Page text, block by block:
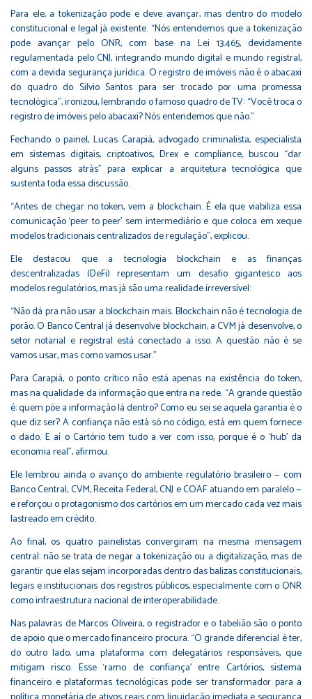
Para ele, a tokenização pode e deve avançar, mas dentro do modelo
constitucional e legal já existente. “Nós entendemos que a tokenização
pode avançar pelo ONR, com base na Lei 13.465, devidamente
regulamentada pelo CNJ, integrando mundo digital e mundo registral,
com a devida segurança jurídica. O registro de imóveis não é o abacaxi
do quadro do Silvio Santos para ser trocado por uma promessa
tecnológica”, ironizou, lembrando o famoso quadro de TV: “Você troca o
registro de imóveis pelo abacaxi? Nós entendemos que não.”
Fechando o painel, Lucas Carapiá, advogado criminalista, especialista
em sistemas digitais, criptoativos, Drex e compliance, buscou “dar
alguns passos atrás” para explicar a arquitetura tecnológica que
sustenta toda essa discussão.
“Antes de chegar no token, vem a blockchain. É ela que viabiliza essa
comunicação ‘peer to peer’ sem intermediário e que coloca em xeque
modelos tradicionais centralizados de regulação”, explicou.
Ele destacou que a tecnologia blockchain e as finanças
descentralizadas (DeFi) representam um desafio gigantesco aos
modelos regulatórios, mas já são uma realidade irreversível:
“Não dá pra não usar a blockchain mais. Blockchain não é tecnologia de
porão. O Banco Central já desenvolve blockchain, a CVM já desenvolve, o
setor notarial e registral está conectado a isso. A questão não é se
vamos usar, mas como vamos usar.”
Para Carapiá, o ponto crítico não está apenas na existência do token,
mas na qualidade da informação que entra na rede. “A grande questão
é: quem põe a informação lá dentro? Como eu sei se aquela garantia é o
que diz ser? A confiança não está só no código, está em quem fornece
o dado. E aí o Cartório tem tudo a ver com isso, porque é o ‘hub’ da
economia real”, afirmou.
Ele lembrou ainda o avanço do ambiente regulatório brasileiro — com
Banco Central, CVM, Receita Federal, CNJ e COAF atuando em paralelo —
e reforçou o protagonismo dos cartórios em um mercado cada vez mais
lastreado em crédito.
Ao final, os quatro painelistas convergiram na mesma mensagem
central: não se trata de negar a tokenização ou a digitalização, mas de
garantir que elas sejam incorporadas dentro das balizas constitucionais,
legais e institucionais dos registros públicos, especialmente com o ONR
como infraestrutura nacional de interoperabilidade.
Nas palavras de Marcos Oliveira, o registrador e o tabelião são o ponto
de apoio que o mercado financeiro procura. “O grande diferencial é ter,
do outro lado, uma plataforma com delegatários responsáveis, que
mitigam risco. Esse ‘ramo de confiança’ entre Cartórios, sistema
financeiro e plataformas tecnológicas pode ser transformador para a